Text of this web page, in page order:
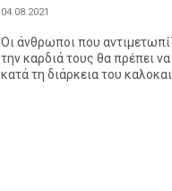
04.08.2021
Οι άνθρωποι που
την καρδιά τους θα πρέπει
κατά τη διάρκεια του